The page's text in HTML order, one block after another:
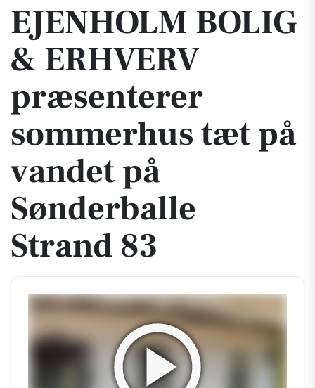
EJENHOLM BOLIG
& ERHVERV
præsenterer
sommerhus tæt på
vandet på
Sønderballe
Strand 83